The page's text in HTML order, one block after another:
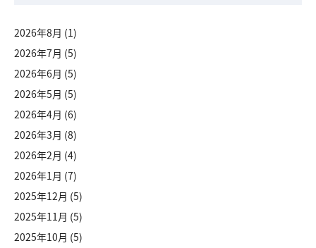
2026年8月 (1)
2026年7月 (5)
2026年6月 (5)
2026年5月 (5)
2026年4月 (6)
2026年3月 (8)
2026年2月 (4)
2026年1月 (7)
2025年12月 (5)
2025年11月 (5)
2025年10月 (5)